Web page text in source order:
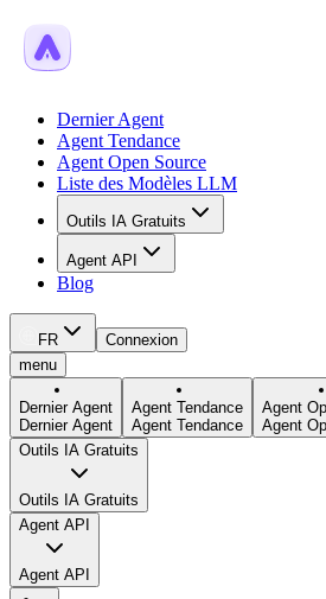
Dernier Agent
Agent Tendance
Agent Open Source
Liste des Modèles LLM
Outils IA Gratuits
Agent API
Blog
FR
Connexion
menu
Dernier Agent
Dernier Agent
Agent Tendance
Agent Tendance
Agent
Agent
Outils IA Gratuits
Outils IA Gratuits
Agent API
Agent API